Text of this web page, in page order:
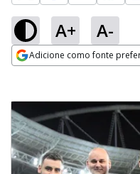
A+ A-
Adicione como fonte